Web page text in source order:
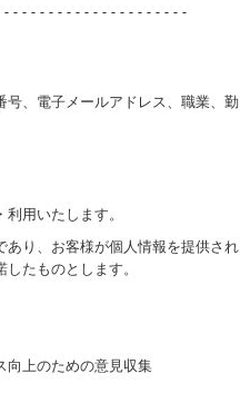
、電子メールアドレス、職業、勤
用いたします。
り、お客様が個人情報を提供され
たものとします。
向上のための意見収集